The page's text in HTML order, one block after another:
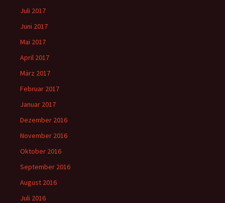
Juli 2017
Juni 2017
Mai 2017
April 2017
März 2017
Februar 2017
Januar 2017
Dezember 2016
November 2016
Oktober 2016
September 2016
August 2016
Juli 2016